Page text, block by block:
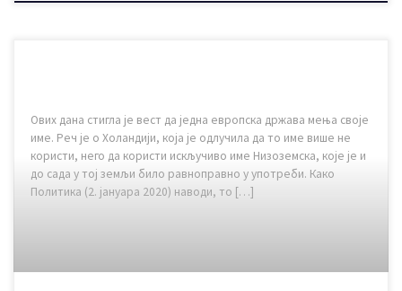
Ових дана стигла је вест да једна европска држава мења своје
име. Реч је о Холандији, која је одлучила да то име више не
користи, него да користи искључиво име Низоземска, које је и
до сада у тој земљи било равноправно у употреби. Како
Политика (2. јануара 2020) наводи, то […]